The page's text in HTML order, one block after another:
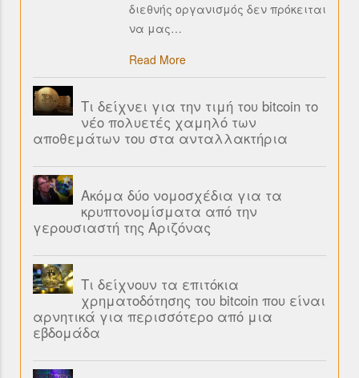
διεθνής οργανισμός δεν πρόκειται
να μας…
Read More
Τι δείχνει για την τιμή του bitcoin το
νέο πολυετές χαμηλό των
αποθεμάτων του στα ανταλλακτήρια
Ακόμα δύο νομοσχέδια για τα
κρυπτονομίσματα από την
γερουσιαστή της Αριζόνας
Τι δείχνουν τα επιτόκια
χρηματοδότησης του bitcoin που είναι
αρνητικά για περισσότερο από μια
εβδομάδα